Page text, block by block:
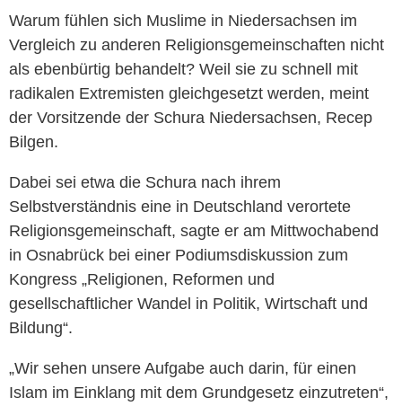
Warum fühlen sich Muslime in Niedersachsen im
Vergleich zu anderen Religionsgemeinschaften nicht
als ebenbürtig behandelt? Weil sie zu schnell mit
radikalen Extremisten gleichgesetzt werden, meint
der Vorsitzende der Schura Niedersachsen, Recep
Bilgen.
Dabei sei etwa die Schura nach ihrem
Selbstverständnis eine in Deutschland verortete
Religionsgemeinschaft, sagte er am Mittwochabend
in Osnabrück bei einer Podiumsdiskussion zum
Kongress „Religionen, Reformen und
gesellschaftlicher Wandel in Politik, Wirtschaft und
Bildung“.
„Wir sehen unsere Aufgabe auch darin, für einen
Islam im Einklang mit dem Grundgesetz einzutreten“,